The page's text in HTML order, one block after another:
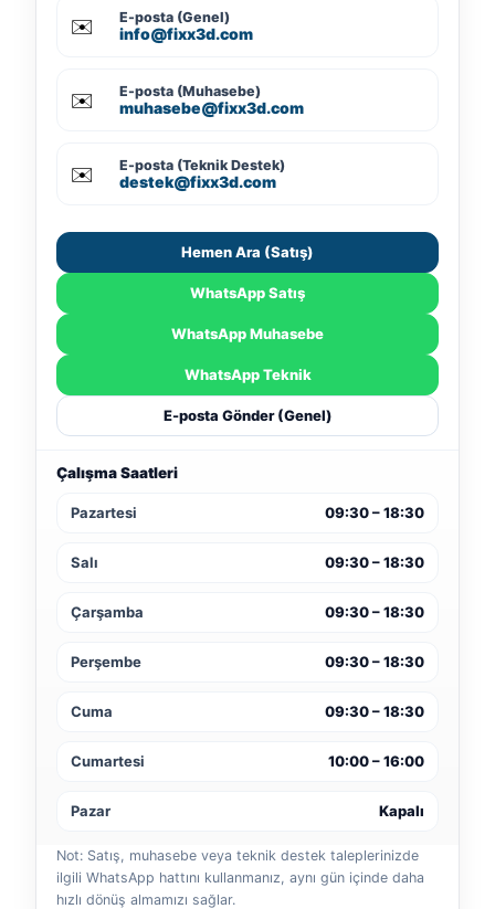
✉️ E-posta (Genel)
info@fixx3d.com
✉️ E-posta (Muhasebe)
muhasebe@fixx3d.com
✉️ E-posta (Teknik Destek)
destek@fixx3d.com
Hemen Ara (Satış)
WhatsApp Satış
WhatsApp Muhasebe
WhatsApp Teknik
E-posta Gönder (Genel)
Çalışma Saatleri
Pazartesi 09:30 – 18:30
Salı 09:30 – 18:30
Çarşamba 09:30 – 18:30
Perşembe 09:30 – 18:30
Cuma 09:30 – 18:30
Cumartesi 10:00 – 16:00
Pazar Kapalı
Not: Satış, muhasebe veya teknik destek taleplerinizde
ilgili WhatsApp hattını kullanmanız, aynı gün içinde daha
hızlı dönüş almamızı sağlar.